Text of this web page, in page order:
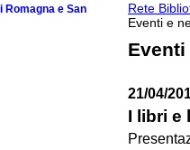
Rete
Eventi e
Eventi
21/04/
I libri e
Romagna e San